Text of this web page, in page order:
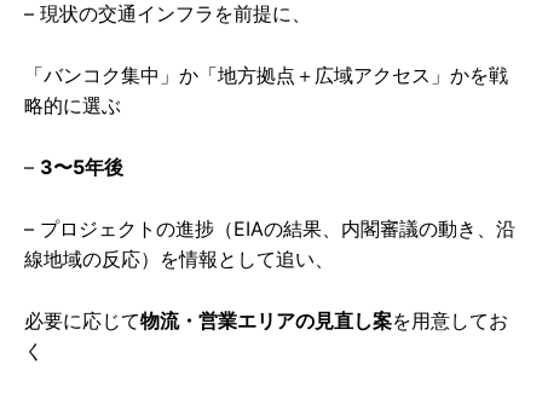
– 現状の交通インフラを前提に、
「バンコク集中」か「地方拠点＋広域アクセス」かを戦
略的に選ぶ
– 3〜5年後
– プロジェクトの進捗（EIAの結果、内閣審議の動き、沿
線地域の反応）を情報として追い、
必要に応じて物流・営業エリアの見直し案を用意してお
く